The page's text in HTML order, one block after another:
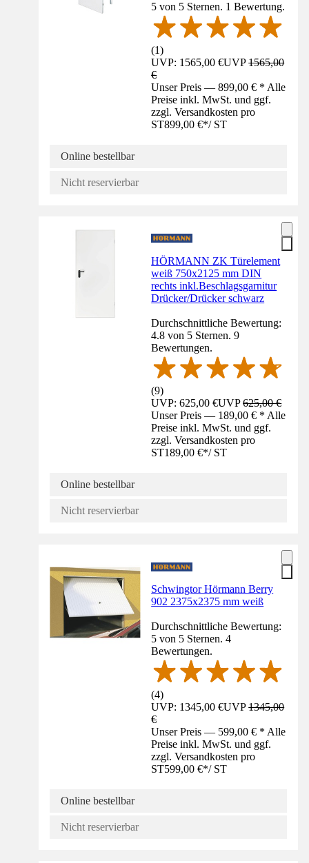
5 von 5 Sternen. 1 Bewertung.
(1)
UVP: 1565,00 €UVP1565,00
€
Unser Preis — 899,00 € * Alle
Preise inkl. MwSt. und ggf.
zzgl. Versandkosten pro
ST899,00 €*/ ST
Online bestellbar
Nicht reservierbar
HÖRMANN ZK Türelement
weiß 750x2125 mm DIN
rechts inkl.Beschlagsgarnitur
Drücker/Drücker schwarz
Durchschnittliche Bewertung:
4.8 von 5 Sternen. 9
Bewertungen.
(9)
UVP: 625,00 €UVP625,00 €
Unser Preis — 189,00 € * Alle
Preise inkl. MwSt. und ggf.
zzgl. Versandkosten pro
ST189,00 €*/ ST
Online bestellbar
Nicht reservierbar
Schwingtor Hörmann Berry
902 2375x2375 mm weiß
Durchschnittliche Bewertung:
5 von 5 Sternen. 4
Bewertungen.
(4)
UVP: 1345,00 €UVP1345,00
€
Unser Preis — 599,00 € * Alle
Preise inkl. MwSt. und ggf.
zzgl. Versandkosten pro
ST599,00 €*/ ST
Online bestellbar
Nicht reservierbar